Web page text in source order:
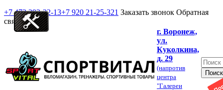
+7 473 292-32-13+7 920 21-25-321 Заказать звонок Обратная
связь
г. Воронеж,
ул.
Куколкина,
д. 29
(напротив
центра
"Галереи